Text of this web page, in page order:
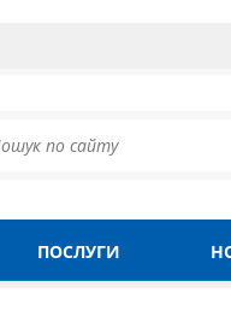
ПОСЛУГИ